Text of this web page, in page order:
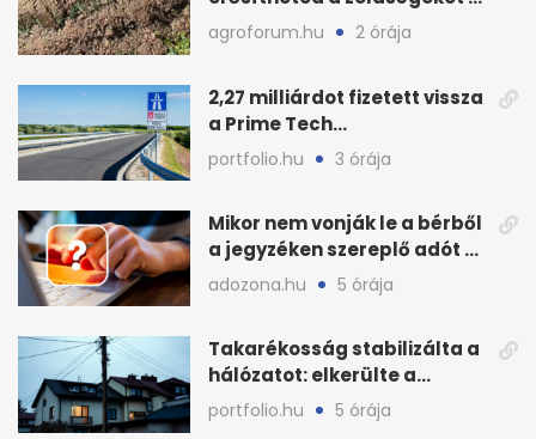
hőhullám után
agroforum.hu 2 órája
2,27 milliárdot fizetett vissza
a Prime Tech
Magántőkealap az
államnak
portfolio.hu 3 órája
Mikor nem vonják le a bérből
a jegyzéken szereplő adót és
járulékot?
adozona.hu 5 órája
Takarékosság stabilizálta a
hálózatot: elkerülte a
sötétséget Magyarország
portfolio.hu 5 órája